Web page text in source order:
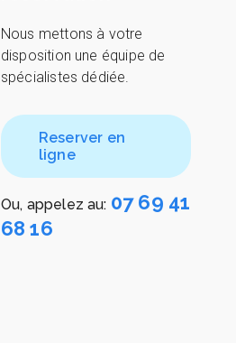
Nous mettons à votre
disposition une équipe de
spécialistes dédiée.
Reserver en
ligne
Ou, appelez au: 07 69 41
68 16